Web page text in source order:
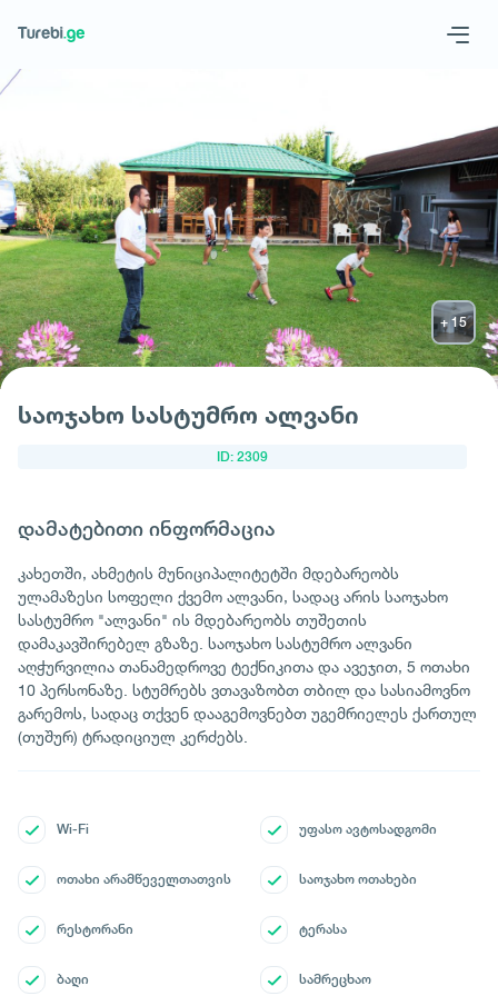
მოითხოვე სასტუმრო
საოჯახო სასტუმრო ალვანი
ID: 2309
დამატებითი ინფორმაცია
კახეთში, ახმეტის მუნიციპალიტეტში მდებარეობს
ულამაზესი სოფელი ქვემო ალვანი, სადაც არის საოჯახო
სასტუმრო "ალვანი" ის მდებარეობს თუშეთის
დამაკავშირებელ გზაზე. საოჯახო სასტუმრო ალვანი
აღჭურვილია თანამედროვე ტექნიკითა და ავეჯით, 5 ოთახი
10 პერსონაზე. სტუმრებს ვთავაზობთ თბილ და სასიამოვნო
გარემოს, სადაც თქვენ დააგემოვნებთ უგემრიელეს ქართულ
(თუშურ) ტრადიციულ კერძებს.
Wi-Fi უფასო ავტოსადგომი
ოთახი არამწეველთათვის საოჯახო ოთახები
რესტორანი ტერასა
ბაღი სამრეცხაო